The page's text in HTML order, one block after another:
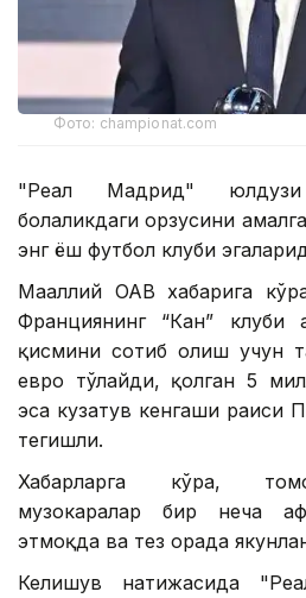
Фото: championat.com
"Реал Мадрид"
болаликдаги орзусини
энг ёш футбол клуби
Маҳаллий ОАВ хабарига
Франциянинг “Кан” клуби
қисмини сотиб олиш учун
евро тўлайди, қолган 5
эса кузатув кенгаши раиси
тегишли.
Хабарларга кўра,
музокаралар бир неча
этмоқда ва тез орада
Келишув натижасида